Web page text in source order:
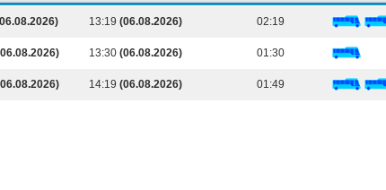
13:19 (06.08.2026) 02:19
13:30 (06.08.2026) 01:30
14:19 (06.08.2026) 01:49